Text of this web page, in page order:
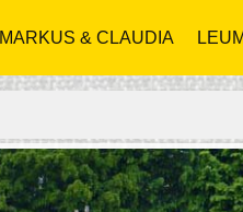
MARKUS & CLAUDIA